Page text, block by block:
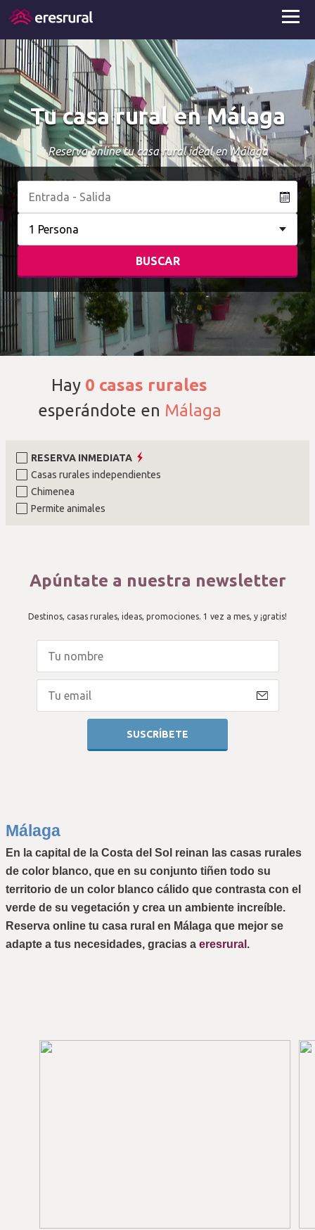
Tu casa rural en Málaga
Reserva online tu casa rural ideal en Málaga
Hay 0 casas rurales
esperándote en Málaga
RESERVA INMEDIATA
Casas rurales independientes
Chimenea
Permite animales
Apúntate a nuestra newsletter
Destinos, casas rurales, ideas, promociones. 1 vez a mes, y ¡gratis!
Málaga
En la capital de la Costa del Sol reinan las casas rurales
de color blanco, que en su conjunto tiñen todo su
territorio de un color blanco cálido que contrasta con el
Reserva online tu casa rural en Málaga que mejor se
adapte a tus necesidades, gracias a eresrural .